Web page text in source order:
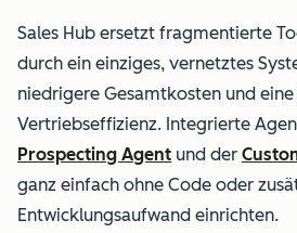
Sales Hub ersetzt fragmentierte
durch ein einziges, vernetztes
niedrigere Gesamtkosten und
Vertriebseffizienz. Integrierte
Prospecting Agent und der
ganz einfach ohne Code oder
Entwicklungsaufwand einrichten.